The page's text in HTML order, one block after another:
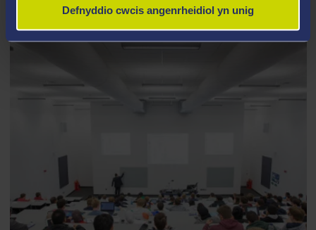
Defnyddio cwcis angenrheidiol yn unig